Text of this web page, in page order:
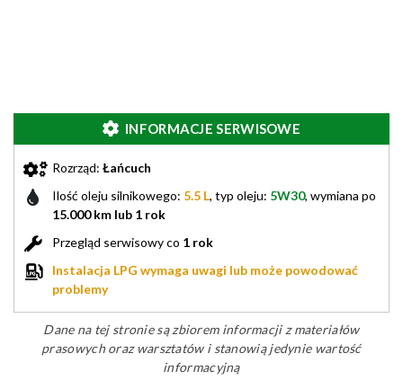
INFORMACJE SERWISOWE
Rozrząd: Łańcuch
Ilość oleju silnikowego: 5.5 L, typ oleju: 5W30, wymiana po
15.000 km lub 1 rok
Przegląd serwisowy co 1 rok
Instalacja LPG wymaga uwagi lub może powodować
problemy
Dane na tej stronie są zbiorem informacji z materiałów
prasowych oraz warsztatów i stanowią jedynie wartość
informacyjną